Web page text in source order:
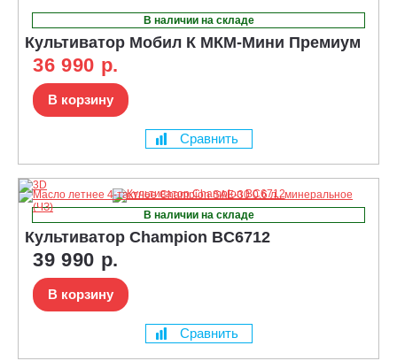
В наличии на складе
Культиватор Мобил К МКМ-Мини Премиум
36 990 р.
В корзину
Сравнить
В наличии на складе
Культиватор Champion BC6712
39 990 р.
В корзину
Сравнить